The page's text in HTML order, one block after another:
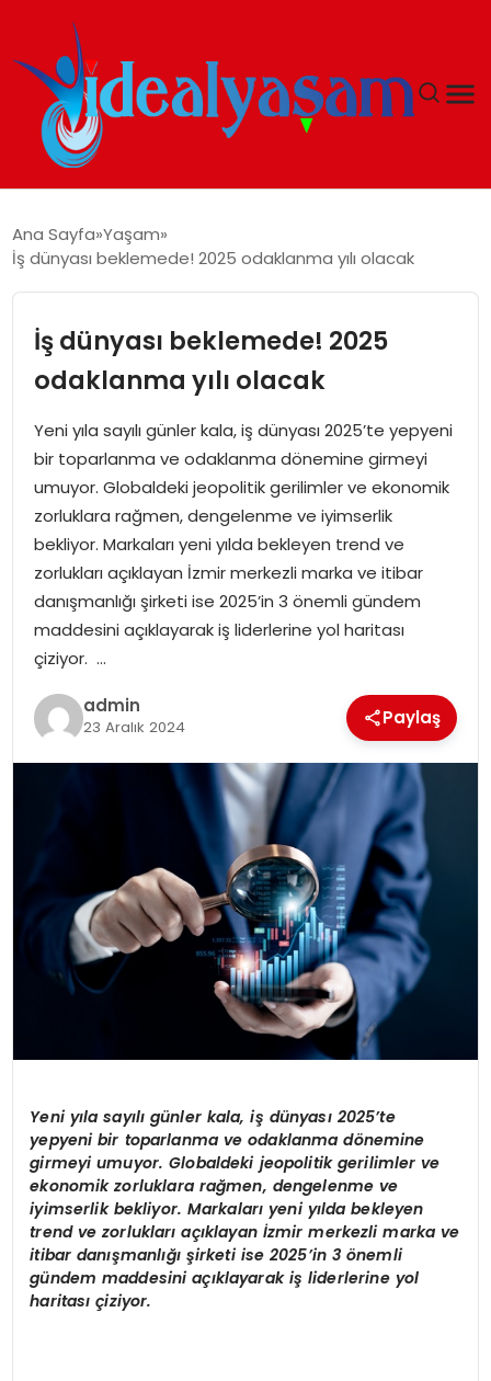
GÜNDEM
EKONOMI
İDEAL YAŞAM
İDEAL SPOR
YAŞAM
MAGAZIN
SAĞLIK
SOSYAL HABER
Ana Sayfa Yaşam
İş dünyası beklemede! 2025 odaklanma yılı olacak
İş dünyası beklemede! 2025
odaklanma yılı olacak
Yeni yıla sayılı günler kala, iş dünyası 2025’te yepyeni
bir toparlanma ve odaklanma dönemine girmeyi
umuyor. Globaldeki jeopolitik gerilimler ve ekonomik
zorluklara rağmen, dengelenme ve iyimserlik
bekliyor. Markaları yeni yılda bekleyen trend ve
zorlukları açıklayan İzmir merkezli marka ve itibar
danışmanlığı şirketi ise 2025’in 3 önemli gündem
maddesini açıklayarak iş liderlerine yol haritası
çiziyor. …
admin
23 Aralık 2024 Paylaş
Yeni yıla sayılı günler kala, iş dünyası 2025’te
yepyeni bir toparlanma ve odaklanma dönemine
girmeyi umuyor. Globaldeki jeopolitik gerilimler ve
ekonomik zorluklara rağmen, dengelenme ve
iyimserlik bekliyor. Markaları yeni yılda bekleyen
trend ve zorlukları açıklayan İzmir merkezli marka ve
itibar danışmanlığı şirketi ise 2025’in 3 önemli
gündem maddesini açıklayarak iş liderlerine yol
haritası çiziyor.